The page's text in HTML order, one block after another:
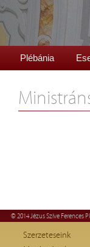
Plébánia
© 2014 Jézus Szíve Ferences
Szerzeteseink